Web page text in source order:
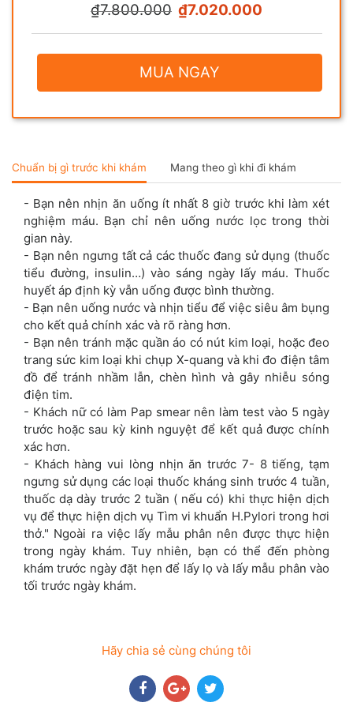
₫7.800.000 ₫7.020.000
MUA NGAY
Chuẩn bị gì trước khi khám Mang theo gì khi đi khám
- Bạn nên nhịn ăn uống ít nhất 8 giờ trước khi làm xét
nghiệm máu. Bạn chỉ nên uống nước lọc trong thời
gian này.
- Bạn nên ngưng tất cả các thuốc đang sử dụng (thuốc
tiểu đường, insulin…) vào sáng ngày lấy máu. Thuốc
huyết áp định kỳ vẫn uống được bình thường.
- Bạn nên uống nước và nhịn tiểu để việc siêu âm bụng
cho kết quả chính xác và rõ ràng hơn.
- Bạn nên tránh mặc quần áo có nút kim loại, hoặc đeo
trang sức kim loại khi chụp X-quang và khi đo điện tâm
đồ để tránh nhầm lẫn, chèn hình và gây nhiễu sóng
điện tim.
- Khách nữ có làm Pap smear nên làm test vào 5 ngày
trước hoặc sau kỳ kinh nguyệt để kết quả được chính
xác hơn.
- Khách hàng vui lòng nhịn ăn trước 7- 8 tiếng, tạm
ngưng sử dụng các loại thuốc kháng sinh trước 4 tuần,
thuốc dạ dày trước 2 tuần ( nếu có) khi thực hiện dịch
vụ để thực hiện dịch vụ Tìm vi khuẩn H.Pylori trong hơi
thở." Ngoài ra việc lấy mẫu phân nên được thực hiện
trong ngày khám. Tuy nhiên, bạn có thể đến phòng
khám trước ngày đặt hẹn để lấy lọ và lấy mẫu phân vào
tối trước ngày khám.
Hãy chia sẻ cùng chúng tôi